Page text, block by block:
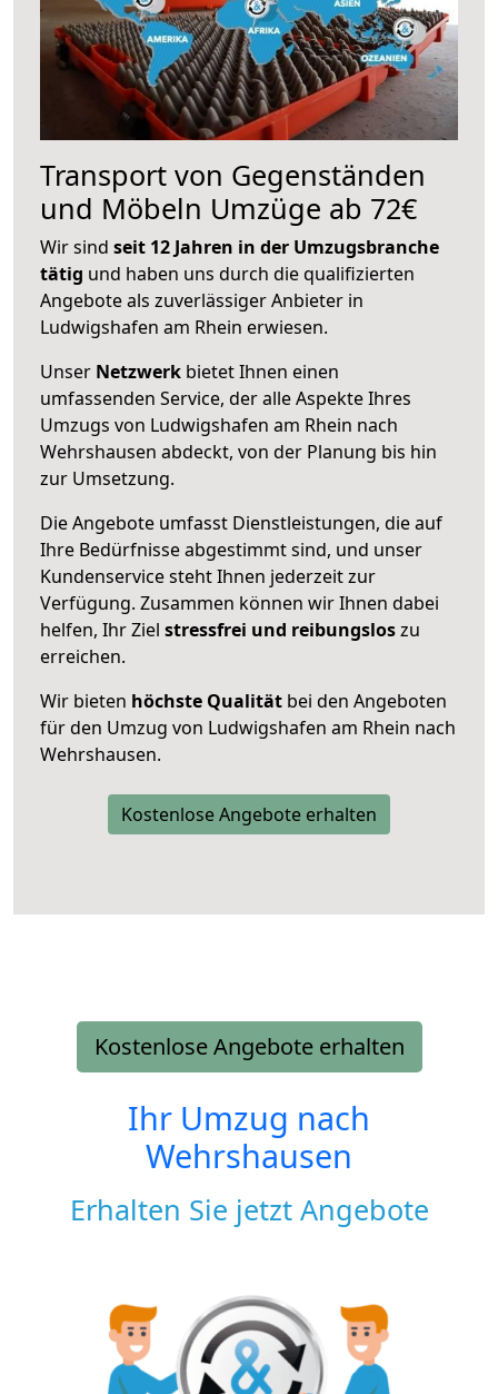
Transport von Gegenständen
und Möbeln Umzüge ab 72€
Wir sind seit 12 Jahren in der Umzugsbranche
tätig und haben uns durch die qualifizierten
Angebote als zuverlässiger Anbieter in
Ludwigshafen am Rhein erwiesen.
Unser Netzwerk bietet Ihnen einen
umfassenden Service, der alle Aspekte Ihres
Umzugs von Ludwigshafen am Rhein nach
Wehrshausen abdeckt, von der Planung bis hin
zur Umsetzung.
Die Angebote umfasst Dienstleistungen, die auf
Ihre Bedürfnisse abgestimmt sind, und unser
Kundenservice steht Ihnen jederzeit zur
Verfügung. Zusammen können wir Ihnen dabei
helfen, Ihr Ziel stressfrei und reibungsloszu
erreichen.
Wir bieten höchste Qualität bei den Angeboten
für den Umzug von Ludwigshafen am Rhein nach
Wehrshausen.
Kostenlose Angebote erhalten
Kostenlose Angebote erhalten
Ihr Umzug nach
Wehrshausen
Erhalten Sie jetzt Angebote